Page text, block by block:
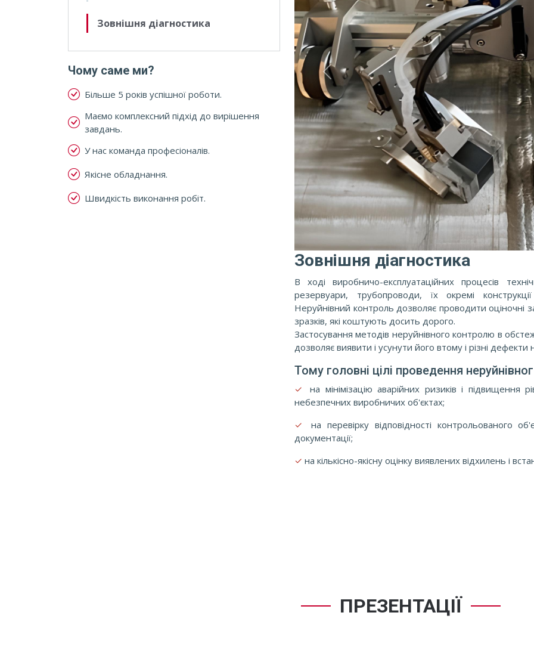
Зовнішня діагностика
Чому саме ми?
Більше 5 років успішної роботи.
Маємо комплексний підхід до вирішення
завдань.
У нас команда професіоналів.
Якісне обладнання.
Швидкість виконання робіт.
Previous
Зовнішня діагностика
В ході виробничо-експлуатаційних процесів
резервуари, трубопроводи, їх окремі
Неруйнівний контроль дозволяє проводити
зразків, які коштують досить дорого.
Застосування методів неруйнівного контролю в
дозволяє виявити і усунути його втому і різні дефекти
Тому головні цілі проведення
✓ на мінімізацію аварійних ризиків і підвищення
небезпечних виробничих об'єктах;
✓на перевірку відповідності контрольованого
документації;
✓ на кількісно-якісну оцінку виявлених відхилень і
ПРЕЗЕНТАЦІЇ